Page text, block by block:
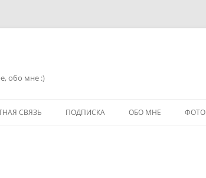
обо мне :)
СВЯЗЬ ПОДПИСКА ОБО МНЕ ФОТО